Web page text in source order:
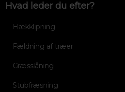
Hvad leder du efter?
Hækklipning
Fældning af træer
Græsslåning
Stubfræsning